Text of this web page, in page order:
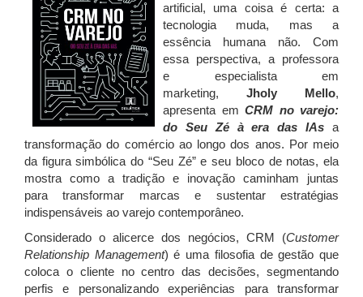
artificial, uma coisa é certa: a
tecnologia muda, mas a
essência humana não. Com
essa perspectiva, a professora
e especialista em
marketing, Jholy Mello,
apresenta em CRM no varejo:
do Seu Zé à era das IAs a
transformação do comércio ao longo dos anos. Por meio
da figura simbólica do “Seu Zé” e seu bloco de notas, ela
mostra como a tradição e inovação caminham juntas
paratransformar marcas e sustentar estratégias
indispensáveis ao varejo contemporâneo.
Considerado o alicerce dos negócios, CRM (Customer
Relationship Management) é uma filosofia de gestão que
coloca o cliente no centro das decisões, segmentando
perfis e personalizando experiências para transformar